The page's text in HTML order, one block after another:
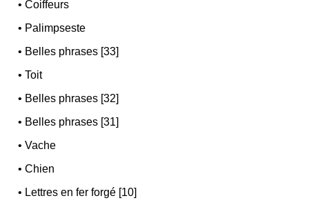
•Coiffeurs
• Palimpseste
• Belles phrases [33]
•Toit
• Belles phrases [32]
• Belles phrases [31]
•Vache
•Chien
• Lettres en fer forgé [10]